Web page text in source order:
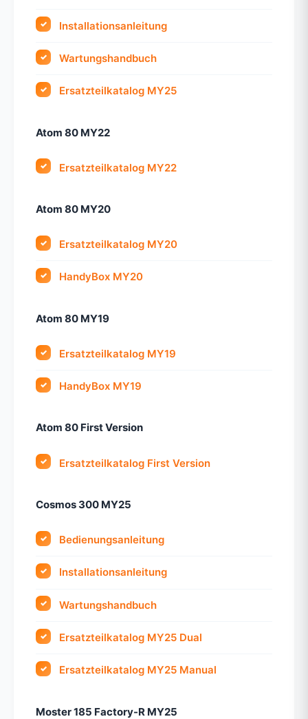
Installationsanleitung
Wartungshandbuch
Ersatzteilkatalog MY25
Atom 80 MY22
Ersatzteilkatalog MY22
Atom 80 MY20
Ersatzteilkatalog MY20
HandyBox MY20
Atom 80 MY19
Ersatzteilkatalog MY19
HandyBox MY19
Atom 80 First Version
Ersatzteilkatalog First Version
Cosmos 300 MY25
Bedienungsanleitung
Installationsanleitung
Wartungshandbuch
Ersatzteilkatalog MY25 Dual
Ersatzteilkatalog MY25 Manual
Moster 185 Factory-R MY25